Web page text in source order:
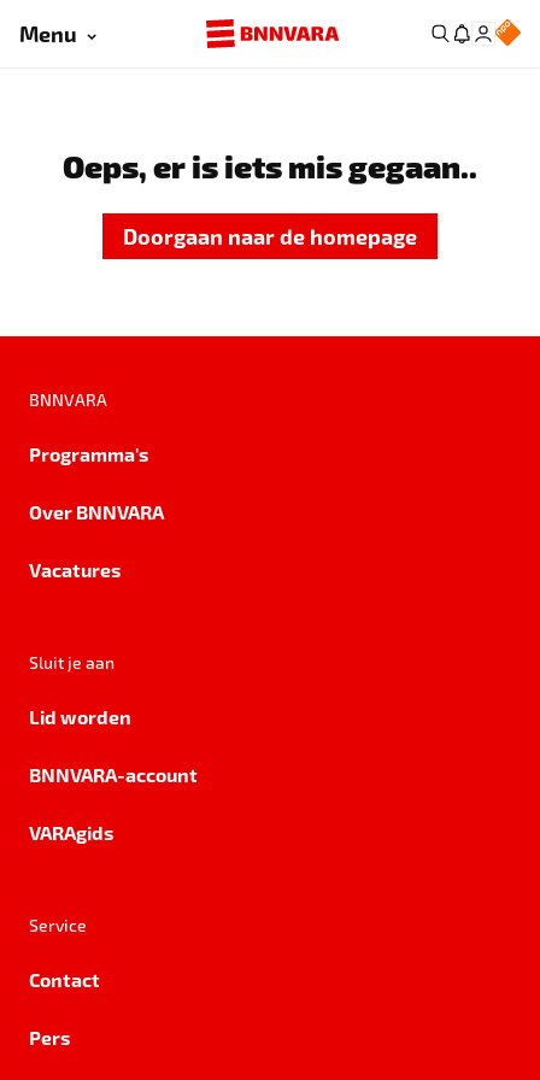
Menu
Oeps, er is iets mis gegaan..
Doorgaan naar de homepage
BNNVARA
Programma's
Over BNNVARA
Vacatures
Sluit je aan
Lid worden
BNNVARA-account
VARAgids
Service
Contact
Pers